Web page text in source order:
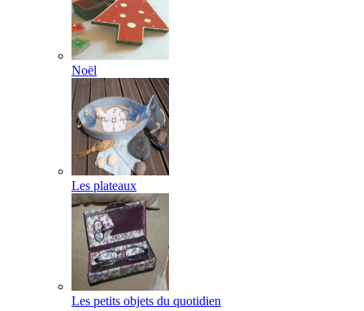
Noël
Les plateaux
Les petits objets du quotidien